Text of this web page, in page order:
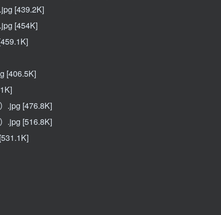
[439.2K]
[454K]
[406.5K]
.jpg [476.8K]
.jpg [516.8K]